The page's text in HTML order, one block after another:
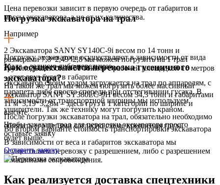
Цена перевозки зависит в первую очередь от габаритов и
массы экскаватора, а не от их количества.
Например
2 Экскаватора SANY SY140C-9i весом по 14 тонн и
размерами 7,8*2,49*2,8 мы можем погрузить на 1 трал
грузоподъемностью 50 тонн и с рабочей площадкой 16 метров
– этот груз будет в габарите
На такой же трал мы можем погрузить более массивный
экскаватор SANY SY380LC-9H весом 34,3 тонн и габаритами
11 м*3,19*3,28м – здесь груз в 1 категории по ширине и
высоте.
Во втором варианте стоимость транспортировки экскаватора
будет выше.
Погрузка экскаватора на трал
Погрузку экскаватора осуществляют в зависимости от вида
трала – заднюю либо переднюю.
Экскаватор своим ходом загружается на трал по аппарелям, с
парапета либо просто спереди при отстегивании гусака. В
зависимости от транспортной ширины мы используем
уширители. Так же технику могут погрузить краном.
Как осуществляется перевозка гусеничного
экскаватора?
После погрузки экскаватора на трал, обязательно необходимо
обвязать его цепями согласно схеме крепления груза.
В зависимости от веса и габаритов экскаватора мы
осуществляем перевозку с разрешением, либо с разрешением
и машинами сопровождения.
Чтобы заказать трал для перевозки экскаватора просто
оставьте заявку
Оставить заявку
Как реализуется доставка спецтехники